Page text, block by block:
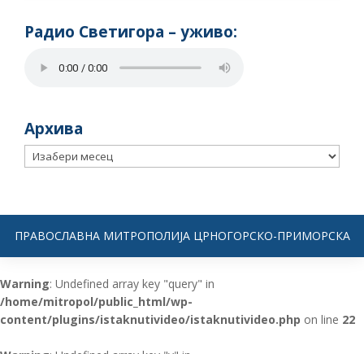
Радио Светигора – yживо:
Архива
Архива
ПРАВОСЛАВНА МИТРОПОЛИЈА ЦРНОГОРСКО-ПРИМОРСКА
Warning: Undefined array key "query" in
/home/mitropol/public_html/wp-
content/plugins/istaknutivideo/istaknutivideo.php on line 22